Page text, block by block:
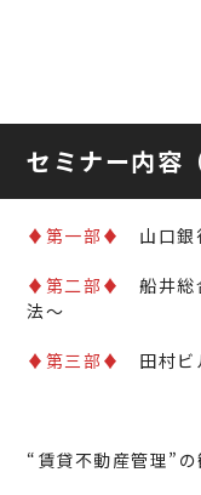
セミナー内容
♦第一部♦ 山口銀
♦第二部♦
船井総
法～
♦第三部♦ 田村ビ
“賃貸不動産管理”